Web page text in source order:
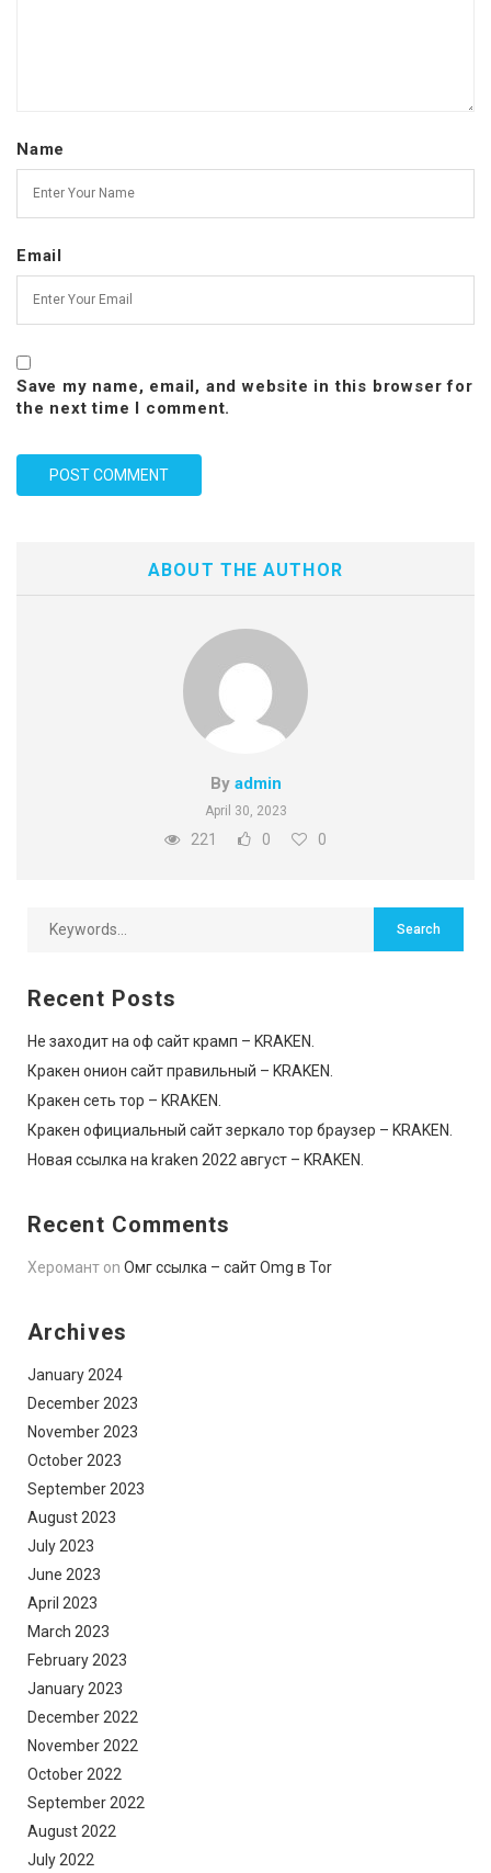
Name
Email
Save my name, email, and website in this browser for
the next time I comment.
ABOUT THE AUTHOR
By admin
April 30, 2023
221 0 0
Recent Posts
Не заходит на оф сайт крамп – KRAKEN.
Кракен онион сайт правильный – KRAKEN.
Кракен сеть тор – KRAKEN.
Кракен официальный сайт зеркало тор браузер – KRAKEN.
Новая ссылка на kraken 2022 август – KRAKEN.
Recent Comments
Херомант on Омг ссылка – сайт Omg в Tor
Archives
January 2024
December 2023
November 2023
October 2023
September 2023
August 2023
July 2023
June 2023
April 2023
March 2023
February 2023
January 2023
December 2022
November 2022
October 2022
September 2022
August 2022
July 2022